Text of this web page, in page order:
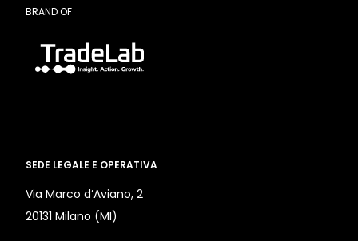
BRAND OF
SEDE LEGALE E OPERATIVA
Via Marco d’Aviano, 2
20131 Milano (MI)